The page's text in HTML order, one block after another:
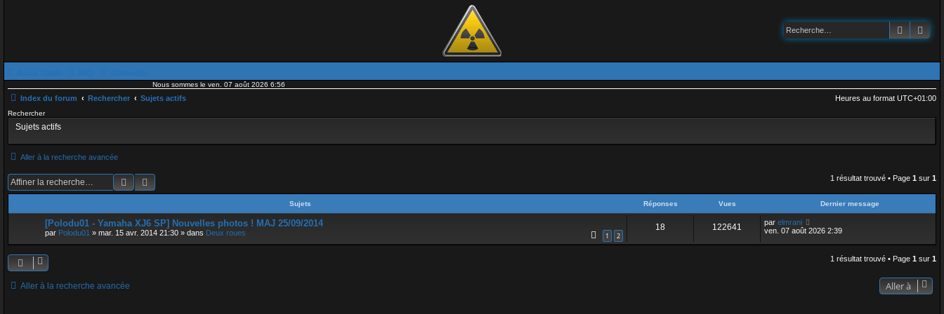
Nous sommes le ven. 07 août 2026 6:56
Index du forum Rechercher Sujets actifs Heures au format UTC+01:00
Rechercher
Sujets actifs
Aller à la recherche avancée
Rechercher 1 résultat trouvé • Page 1 sur 1
Sujets Réponses Vues Dernier message
[Polodu01 - Yamaha XJ6 SP] Nouvelles photos ! MAJ 25/09/2014
par Polodu01 » mar. 15 avr. 2014 21:30 » dans Deux roues 1 2
18 122641 par elmrani
ven. 07 août 2026 2:39
1 résultat trouvé • Page 1 sur 1
Aller à la recherche avancée Aller à